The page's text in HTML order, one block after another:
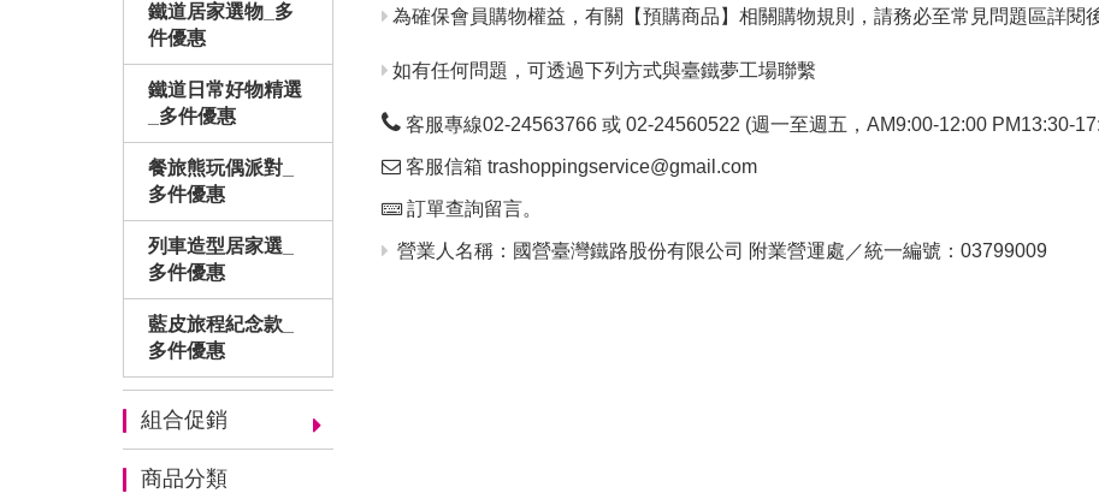
鐵道居家選物_多
件優惠
鐵道日常好物精選
_多件優惠
餐旅熊玩偶派對_
多件優惠
列車造型居家選_
多件優惠
藍皮旅程紀念款_
多件優惠
組合促銷
商品分類
為確保會員購物權益，有關【預購商品】相關購物規則，請務必至常見問題區詳閱
如有任何問題，可透過下列方式與臺鐵夢工場聯繫
客服專線02-24563766 或 02-24560522 (週一至週五，AM9:00-12:00 PM13:30-
客服信箱 trashoppingservice@gmail.com
訂單查詢留言。
營業人名稱：國營臺灣鐵路股份有限公司 附業營運處／統一編號：03799009